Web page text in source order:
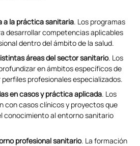
a la práctica sanitaria. Los programas
desarrollar competencias aplicables
dentro del ámbito de la salud.
áreas del sector sanitario. Los
en ámbitos específicos de
perfiles profesionales especializados.
en casos y práctica aplicada. Los
con casos clínicos y proyectos que
conocimiento al entorno sanitario
profesional sanitario. La formación